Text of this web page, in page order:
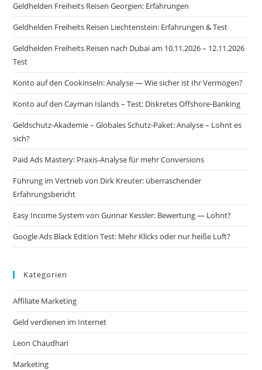
Geldhelden Freiheits Reisen Georgien: Erfahrungen
Geldhelden Freiheits Reisen Liechtenstein: Erfahrungen & Test
Geldhelden Freiheits Reisen nach Dubai am 10.11.2026 – 12.11.2026
Test
Konto auf den Cookinseln: Analyse — Wie sicher ist Ihr Vermögen?
Konto auf den Cayman Islands – Test: Diskretes Offshore-Banking
Geldschutz-Akademie – Globales Schutz-Paket: Analyse – Lohnt es
sich?
Paid Ads Mastery: Praxis-Analyse für mehr Conversions
Führung im Vertrieb von Dirk Kreuter: überraschender
Erfahrungsbericht
Easy Income System von Gunnar Kessler: Bewertung — Lohnt?
Google Ads Black Edition Test: Mehr Klicks oder nur heiße Luft?
Kategorien
Affiliate Marketing
Geld verdienen im Internet
Leon Chaudhari
Marketing